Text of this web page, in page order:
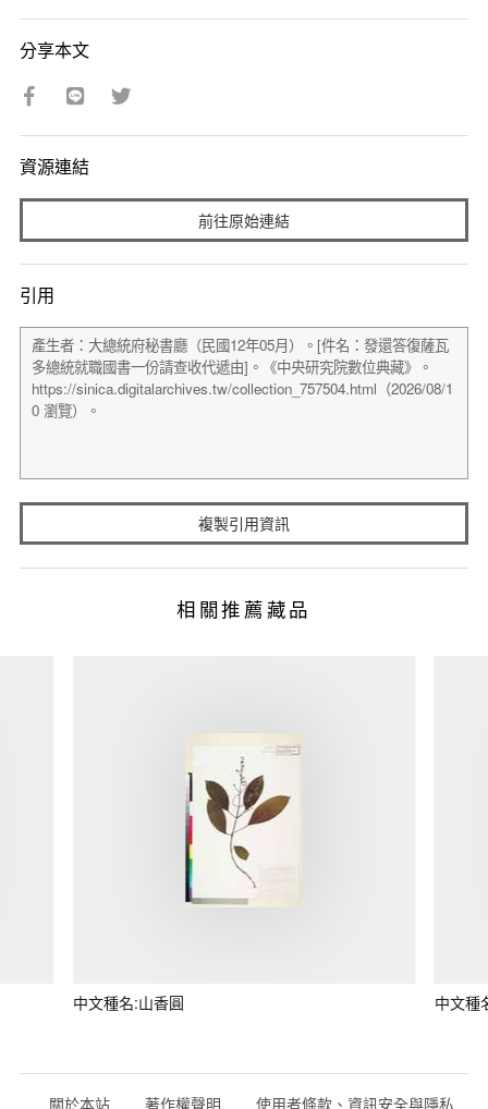
分享本文
資源連結
前往原始連結
引用
複製引用資訊
相關推薦藏品
中文種名:山香圓 中文種
關於本站 著作權聲明 使用者條款、資訊安全與隱私